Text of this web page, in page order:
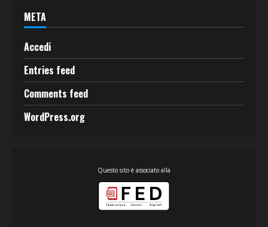
META
Accedi
Entries feed
Comments feed
WordPress.org
Questo sito è associato alla